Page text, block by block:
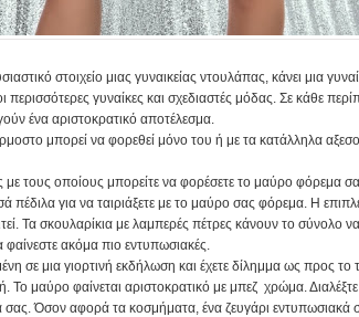
στοιχείο μιας γυναικείας ντουλάπας, κάνει μια
περισσότερες γυναίκες και σχεδιαστές μόδας. Σε κάθε
ένα αριστοκρατικό αποτέλεσμα.
μπορεί να φορεθεί μόνο του ή με τα κατάλληλα
τους οποίους μπορείτε να φορέσετε το μαύρο φόρεμα
πέδιλα για να ταιριάξετε με το μαύρο σας φόρεμα. Η
Τα σκουλαρίκια με λαμπερές πέτρες κάνουν το σύνολο
φαίνεστε ακόμα πιο εντυπωσιακές.
σε μια γιορτινή εκδήλωση και έχετε δίλημμα ως προς
Το μαύρο φαίνεται αριστοκρατικό με μπεζ χρώμα.
Όσον αφορά τα κοσμήματα, ένα ζευγάρι εντυπωσιακά